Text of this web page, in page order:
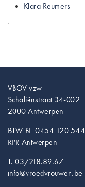
Klara Reumers
VBOV vzw
Schaliënstraat 34-002
2000 Antwerpen
BTW BE 0454 120 544
RPR Antwerpen
T. 03/218.89.67
info@vroedvrouwen.be